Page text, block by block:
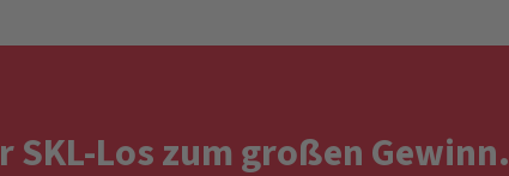
Los zum großen Gewinn.